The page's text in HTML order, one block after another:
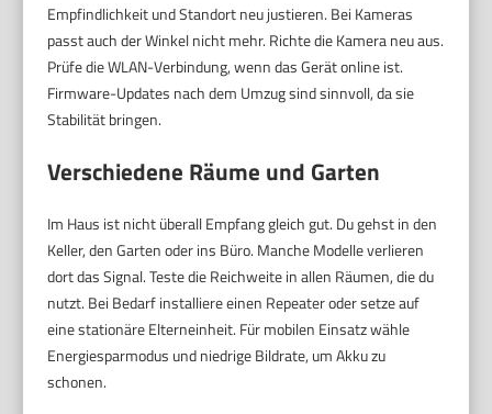
Empfindlichkeit und Standort neu justieren. Bei Kameras
passt auch der Winkel nicht mehr. Richte die Kamera neu aus.
Prüfe die WLAN-Verbindung, wenn das Gerät online ist.
Firmware-Updates nach dem Umzug sind sinnvoll, da sie
Stabilität bringen.
Verschiedene Räume und Garten
Im Haus ist nicht überall Empfang gleich gut. Du gehst in den
Keller, den Garten oder ins Büro. Manche Modelle verlieren
dort das Signal. Teste die Reichweite in allen Räumen, die du
nutzt. Bei Bedarf installiere einen Repeater oder setze auf
eine stationäre Elterneinheit. Für mobilen Einsatz wähle
Energiesparmodus und niedrige Bildrate, um Akku zu
schonen.